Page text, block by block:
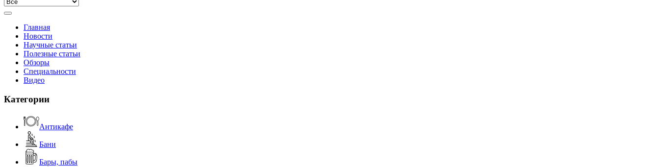
Главная
Новости
Научные статьи
Полезные статьи
Обзоры
Специальности
Видео
Категории
Антикафе
Бани
Бары, пабы